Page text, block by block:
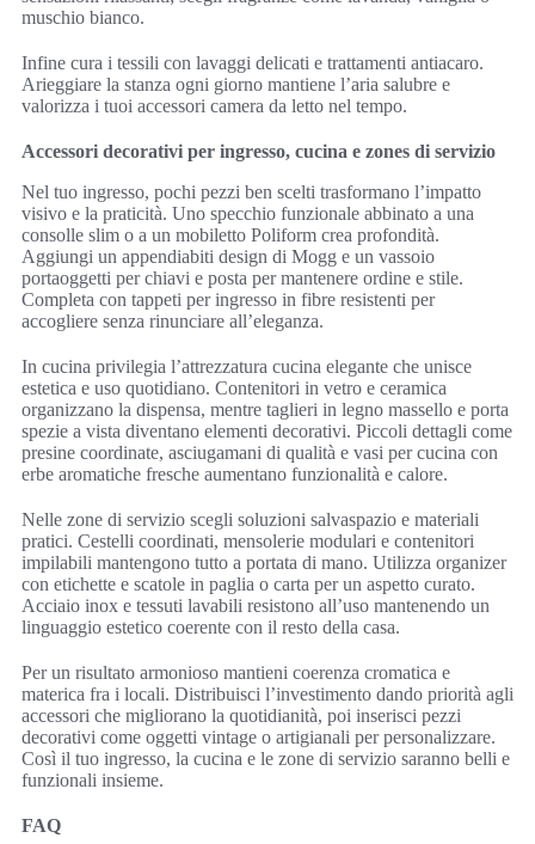
muschio bianco.
Infine cura i tessili con lavaggi delicati e trattamenti antiacaro.
Arieggiare la stanza ogni giorno mantiene l’aria salubre e
valorizza i tuoi accessori camera da letto nel tempo.
Accessori decorativi per ingresso, cucina e zones di servizio
Nel tuo ingresso, pochi pezzi ben scelti trasformano l’impatto
visivo e la praticità. Uno specchio funzionale abbinato a una
consolle slim o a un mobiletto Poliform crea profondità.
Aggiungi un appendiabiti design di Mogg e un vassoio
portaoggetti per chiavi e posta per mantenere ordine e stile.
Completa con tappeti per ingresso in fibre resistenti per
accogliere senza rinunciare all’eleganza.
In cucina privilegia l’attrezzatura cucina elegante che unisce
estetica e uso quotidiano. Contenitori in vetro e ceramica
organizzano la dispensa, mentre taglieri in legno massello e porta
spezie a vista diventano elementi decorativi. Piccoli dettagli come
presine coordinate, asciugamani di qualità e vasi per cucina con
erbe aromatiche fresche aumentano funzionalità e calore.
Nelle zone di servizio scegli soluzioni salvaspazio e materiali
pratici. Cestelli coordinati, mensolerie modulari e contenitori
impilabili mantengono tutto a portata di mano. Utilizza organizer
con etichette e scatole in paglia o carta per un aspetto curato.
Acciaio inox e tessuti lavabili resistono all’uso mantenendo un
linguaggio estetico coerente con il resto della casa.
Per un risultato armonioso mantieni coerenza cromatica e
materica fra i locali. Distribuisci l’investimento dando priorità agli
accessori che migliorano la quotidianità, poi inserisci pezzi
decorativi come oggetti vintage o artigianali per personalizzare.
Così il tuo ingresso, la cucina e le zone di servizio saranno belli e
funzionali insieme.
FAQ